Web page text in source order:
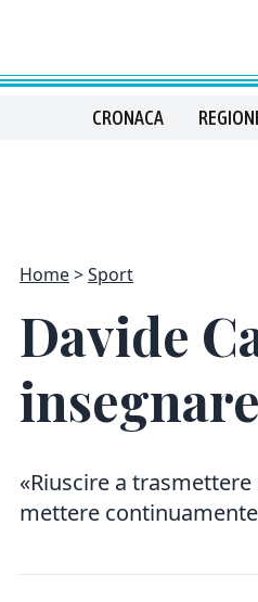
CRONACA
Home Sport
Davide
«Riuscire a
mettere